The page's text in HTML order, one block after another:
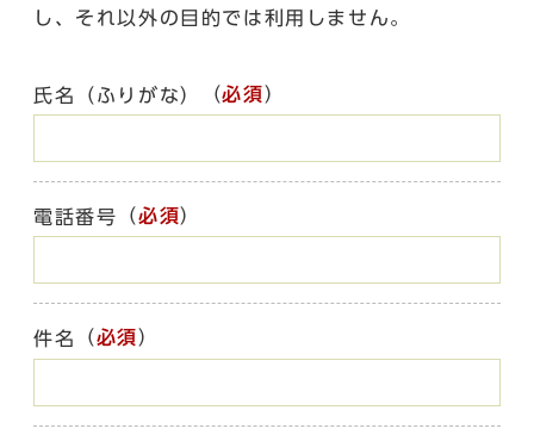
し、それ以外の目的では利用しません。
氏名（ふりがな） （必須）
電話番号 （必須）
件名 （必須）